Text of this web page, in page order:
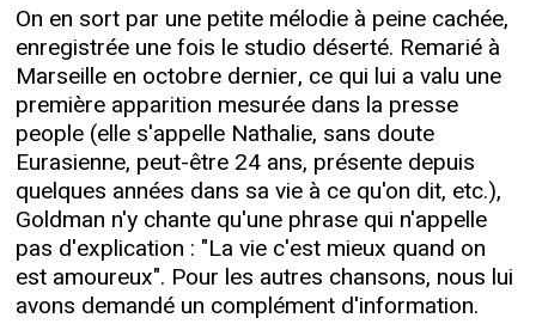
On en sort par une petite mélodie à peine cachée,
enregistrée une fois le studio déserté. Remarié à
Marseille en octobre dernier, ce qui lui a valu une
première apparition mesurée dans la presse
people (elle s'appelle Nathalie, sans doute
Eurasienne, peut-être 24 ans, présente depuis
quelques années dans sa vie à ce qu'on dit, etc.),
Goldman n'y chante qu'une phrase qui n'appelle
pas d'explication : "La vie c'est mieux quand on
est amoureux". Pour les autres chansons, nous lui
avons demandé un complément d'information.